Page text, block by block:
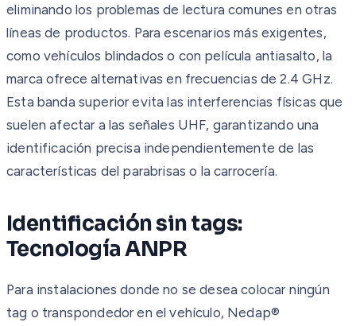
eliminando los problemas de lectura comunes en otras
líneas de productos. Para escenarios más exigentes,
como vehículos blindados o con película antiasalto, la
marca ofrece alternativas en frecuencias de 2.4 GHz.
Esta banda superior evita las interferencias físicas que
suelen afectar a las señales UHF, garantizando una
identificación precisa independientemente de las
características del parabrisas o la carrocería.
Identificación sin tags:
Tecnología ANPR
Para instalaciones donde no se desea colocar ningún
tag o transpondedor en el vehículo, Nedap®